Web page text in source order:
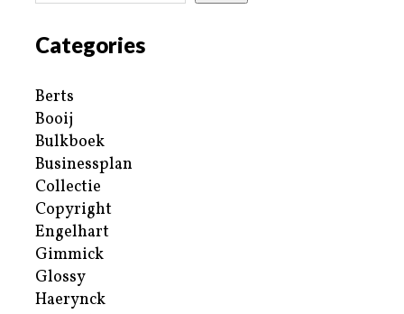
Categories
Berts
Booij
Bulkboek
Businessplan
Collectie
Copyright
Engelhart
Gimmick
Glossy
Haerynck